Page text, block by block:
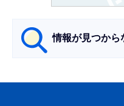
情報が見つから